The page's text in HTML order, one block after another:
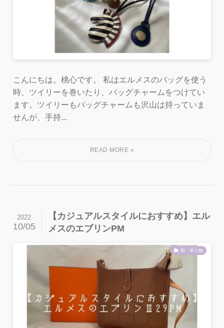
こんにちは。桃心です。 私はエルメスのバッグを使う
時、ツイリーを巻いたり、バッグチャームをつけてい
ます。ツイリーもバッグチャームも沢山は持っていま
せんが、手持...
【カジュアルスタイルにおすすめ】エル
メスのエブリンPM
2022
10/05
鞄・革小物